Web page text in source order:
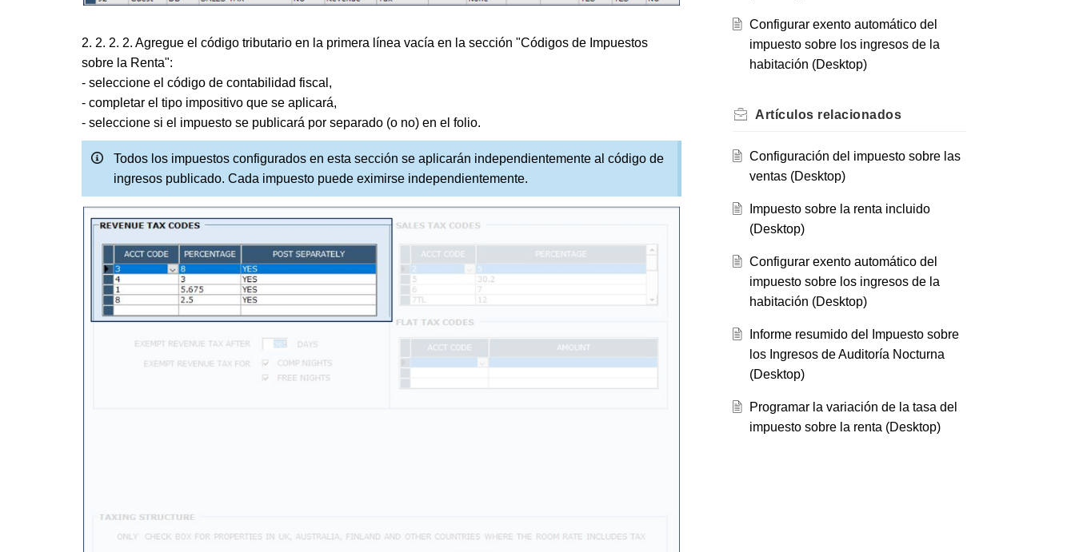
2. 2. 2. 2. Agregue el código tributario en la primera línea vacía en la sección "Códigos de Impuestos
sobre la Renta":
- seleccione el código de contabilidad fiscal,
- completar el tipo impositivo que se aplicará,
- seleccione si el impuesto se publicará por separado (o no) en el folio.
Todos los impuestos configurados en esta sección se aplicarán independientemente al código de
ingresos publicado. Cada impuesto puede eximirse independientemente.
Configurar exento automático del
impuesto sobre los ingresos de la
habitación (Desktop)
Artículos relacionados
Configuración del impuesto sobre las
ventas (Desktop)
Impuesto sobre la renta incluido
(Desktop)
Configurar exento automático del
impuesto sobre los ingresos de la
habitación (Desktop)
Informe resumido del Impuesto sobre
los Ingresos de Auditoría Nocturna
(Desktop)
Programar la variación de la tasa del
impuesto sobre la renta (Desktop)